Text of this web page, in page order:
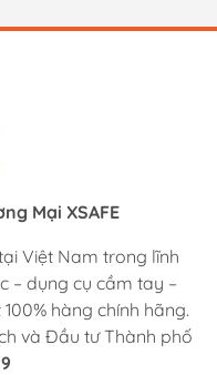
Mại XSAFE
Việt Nam trong lĩnh
– dụng cụ cầm tay –
hàng chính hãng.
và Đầu tư Thành phố